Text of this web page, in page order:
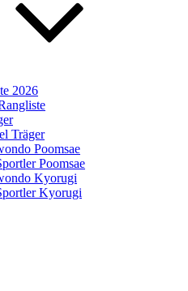
2026
Träger
Poomsae
Poomsae
Kyorugi
Kyorugi